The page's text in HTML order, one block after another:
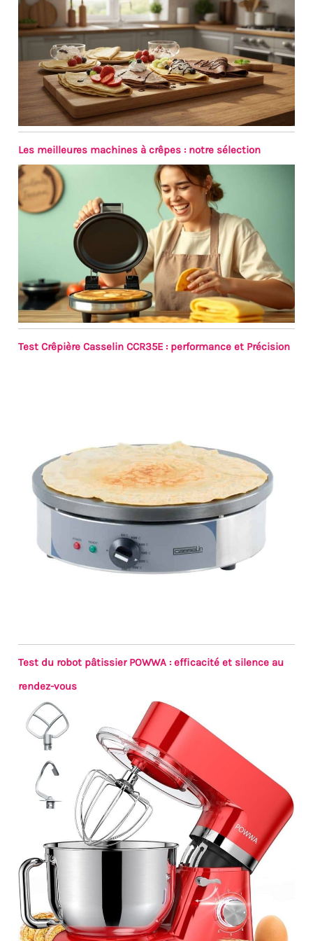
crêpière est livrée avec
tous les accessoires
nécessaires : râteau en
bois pour étaler la pâte,
louche doseuse, grande
spatule et 4 spatules pour
mini crêpes. Tout le
nécessaire pour réussir
vos crêpes maison
comme un pro.
Les meilleures machines à crêpes : notre sélection
Test Crêpière Casselin CCR35E : performance et Précision
Test du robot pâtissier POWWA : efficacité et silence au
rendez-vous